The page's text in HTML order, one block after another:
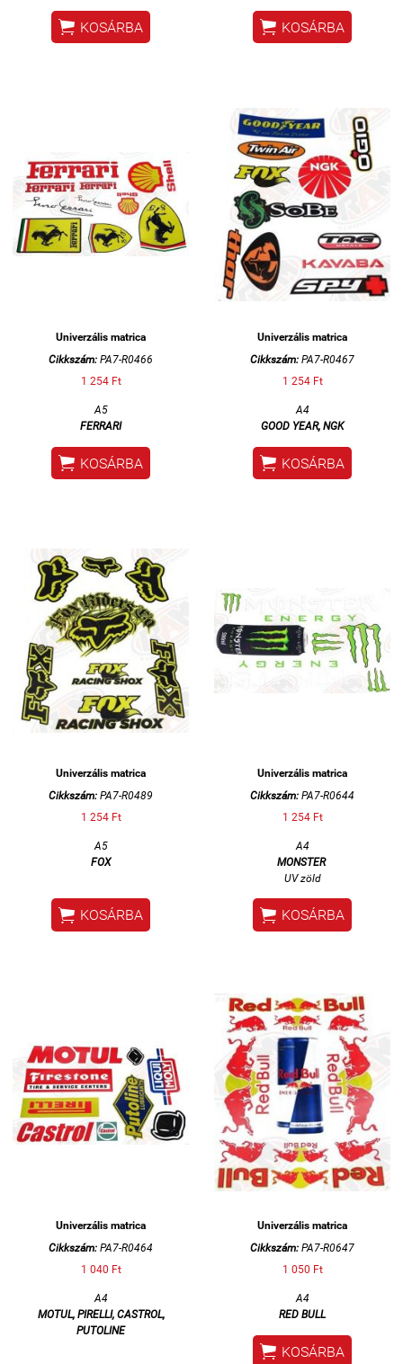
 KOSÁRBA  KOSÁRBA
Univerzális matrica
Cikkszám: PA7-R0466
1 254 Ft
A5
FERRARI
 KOSÁRBA
Univerzális matrica
Cikkszám: PA7-R0467
1 254 Ft
A4
GOOD YEAR, NGK
 KOSÁRBA
Univerzális matrica
Cikkszám: PA7-R0489
1 254 Ft
A5
FOX
 KOSÁRBA
Univerzális matrica
Cikkszám: PA7-R0644
1 254 Ft
A4
MONSTER
UV zöld
 KOSÁRBA
Univerzális matrica
Cikkszám: PA7-R0464
1 040 Ft
A4
MOTUL, PIRELLI, CASTROL,
PUTOLINE
Univerzális matrica
Cikkszám: PA7-R0647
1 050 Ft
A4
RED BULL
 KOSÁRBA